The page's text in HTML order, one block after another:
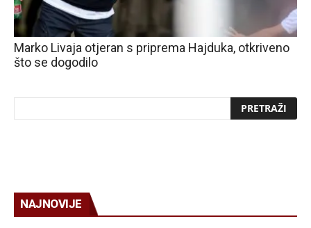
Marko Livaja otjeran s priprema Hajduka, otkriveno
što se dogodilo
NAJNOVIJE